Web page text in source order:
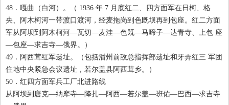
48 ．嘎曲（白河）。（ 1936 年 7 月底红二、四方面军在日柯、格
央、阿木柯河一带渡口渡河，经麦拖岗到色既坝再到包座。红二方面
军从阿坝到阿木柯河—瓦切—麦洼—色既—马啼子—达青寺、上包 座
—包座—求吉寺—俄界。）
49 ．阿西茸红军遗址。（包括潘州前敌总指挥部遗址和牙弄红三 军团
住地中央紧急会议遗址，若尔盖县阿西茸乡。）
50 ．红四方面军兵工厂北进路线
从阿坝到唐克—纳摩寺—降扎—阿西—若尔盖—班佑—巴西—求吉寺